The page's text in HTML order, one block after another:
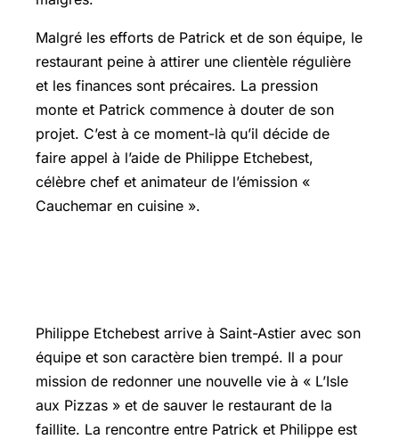
Malgré les efforts de Patrick et de son équipe, le
restaurant peine à attirer une clientèle régulière
et les finances sont précaires. La pression
monte et Patrick commence à douter de son
projet. C’est à ce moment-là qu’il décide de
faire appel à l’aide de Philippe Etchebest,
célèbre chef et animateur de l’émission «
Cauchemar en cuisine ».
Philippe Etchebest arrive à Saint-Astier avec son
équipe et son caractère bien trempé. Il a pour
mission de redonner une nouvelle vie à « L’Isle
aux Pizzas » et de sauver le restaurant de la
faillite. La rencontre entre Patrick et Philippe est